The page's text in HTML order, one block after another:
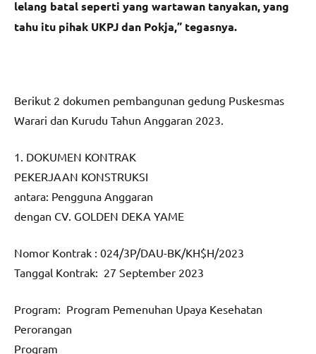
lelang batal seperti yang wartawan tanyakan, yang
tahu itu pihak UKPJ dan Pokja,” tegasnya.
Berikut 2 dokumen pembangunan gedung Puskesmas
Warari dan Kurudu Tahun Anggaran 2023.
1. DOKUMEN KONTRAK
PEKERJAAN KONSTRUKSI
antara: Pengguna Anggaran
dengan CV. GOLDEN DEKA YAME
Nomor Kontrak : 024/3P/DAU-BK/KH$H/2023
Tanggal Kontrak: 27 September 2023
Program: Program Pemenuhan Upaya Kesehatan
Perorangan
Program